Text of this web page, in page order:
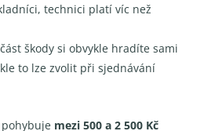
technici platí víc než
škody si obvykle hradíte sami
to lze zvolit při sjednávání
mezi 500 a 2 500 Kč